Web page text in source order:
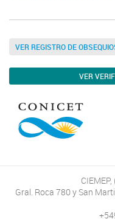
VER REGISTRO DE
VER
Gral. Roca 780 y San